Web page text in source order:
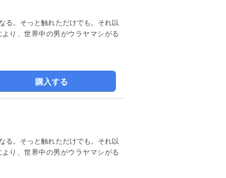
り、世界中の男がウラヤマシがる
購入する
り、世界中の男がウラヤマシがる